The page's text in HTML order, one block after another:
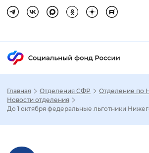
Настройка режима
Главная Отделения СФР
Отделение по
Новости отделения
До 1 октября федеральные льготники